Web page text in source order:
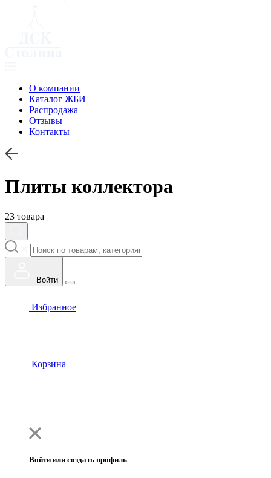
О компании
Каталог ЖБИ
Распродажа
Отзывы
Контакты
Плиты коллектора
23 товара
Войти
Избранное
Корзина
Войти или создать профиль